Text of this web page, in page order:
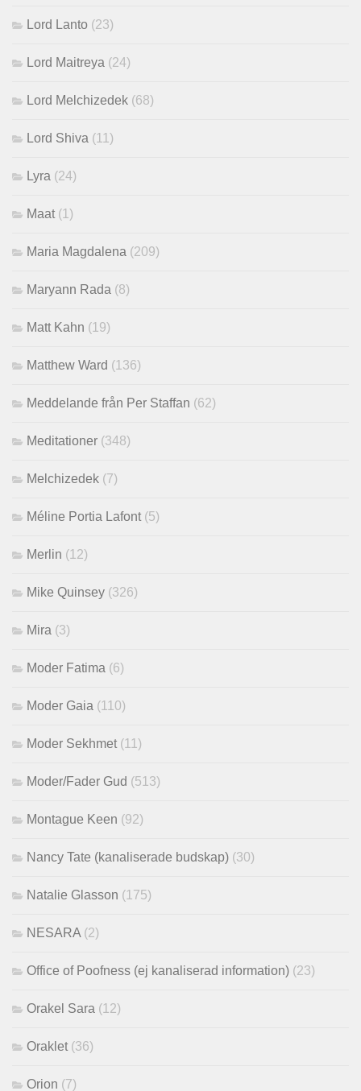
Lord Lanto (23)
Lord Maitreya (24)
Lord Melchizedek (68)
Lord Shiva (11)
Lyra (24)
Maat (1)
Maria Magdalena (209)
Maryann Rada (8)
Matt Kahn (19)
Matthew Ward (136)
Meddelande från Per Staffan (62)
Meditationer (348)
Melchizedek (7)
Méline Portia Lafont (5)
Merlin (12)
Mike Quinsey (326)
Mira (3)
Moder Fatima (6)
Moder Gaia (110)
Moder Sekhmet (11)
Moder/Fader Gud (513)
Montague Keen (92)
Nancy Tate (kanaliserade budskap) (30)
Natalie Glasson (175)
NESARA (2)
Office of Poofness (ej kanaliserad information) (23)
Orakel Sara (12)
Oraklet (36)
Orion (7)